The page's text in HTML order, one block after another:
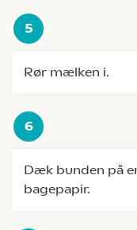
Rør mælken i.
Dæk bunden på
bagepapir.